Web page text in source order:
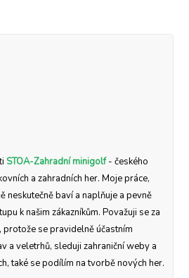
STOA-Zahradní minigolf- českého
a zahradních her. Moje práce,
neskutečně baví a naplňuje a pevně
k našim zákazníkům. Považuji se za
, protože se pravidelně účastním
a veletrhů, sleduji zahraniční weby a
také se podílím na tvorbě nových her.